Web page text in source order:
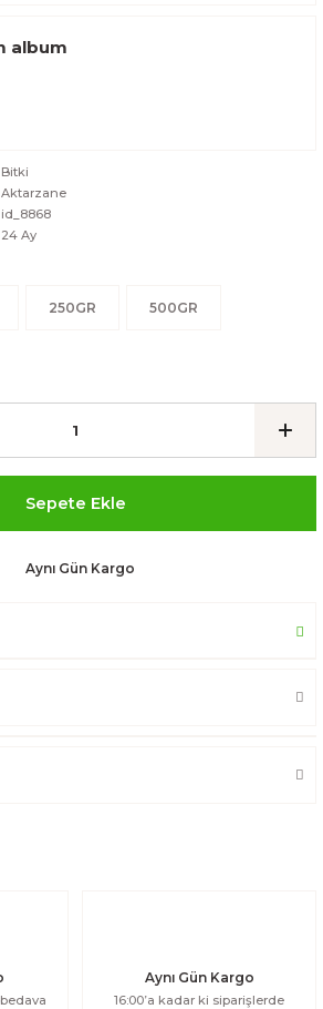
album
Bitki
Aktarzane
id_8868
24 Ay
250GR 500GR
Sepete Ekle
Aynı Gün Kargo
Aynı Gün Kargo
16:00’a kadar ki siparişlerde